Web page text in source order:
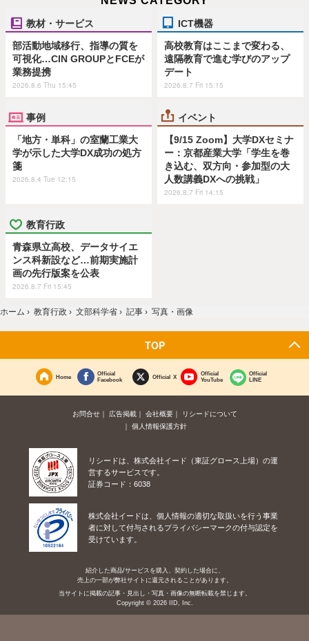
教材・サービス
部活動地域移行、指導の質を
可視化…CIN GROUPとFCEが
業務提携
2026.8.6 Thu 15:45
ICT機器
高校教育はここまで変わる、
遠隔教育で進む学びのアップ
デート
2026.8.7 Fri 15:15
事例
「地方・単科」の室蘭工業大
学が示した大学DX成功の処方
箋
2026.8.4 Tue 12:15
イベント
【9/15 Zoom】大学DXセミナ
ー：京都産業大学「学生を巻
き込む、双方向・参加型の大
人数講義DXへの挑戦」
2026.8.7 Fri 14:15
教育行政
青森県立高校、データサイエ
ンス科新設など…前期実施計
画の先行版案を公表
2026.8.7 Fri 15:45
ホーム › 教育行政 › 文部科学省 › 記事 › 写真・画像
TOP
Home
Official
Facebook
Official X
Official
YouTube
Official
LINE
お問合せ 広告掲載 会社概要
リシードについて
個人情報保護方針
リシードは、株式会社イード（東証グロース上場）の運
営するサービスです。
証券コード：6038
株式会社イードは、個人情報の適切な取扱いを行う事業
者に対して付与されるプライバシーマークの付与認定を
受けています。
紹介した商品/サービスを購入、契約した場合に、
売上の一部が弊社サイトに還元されることがあります。
当サイトに掲載の記事・見出し・写真・画像の無断転載を禁じます。
Copyright © 2026 IID, Inc.